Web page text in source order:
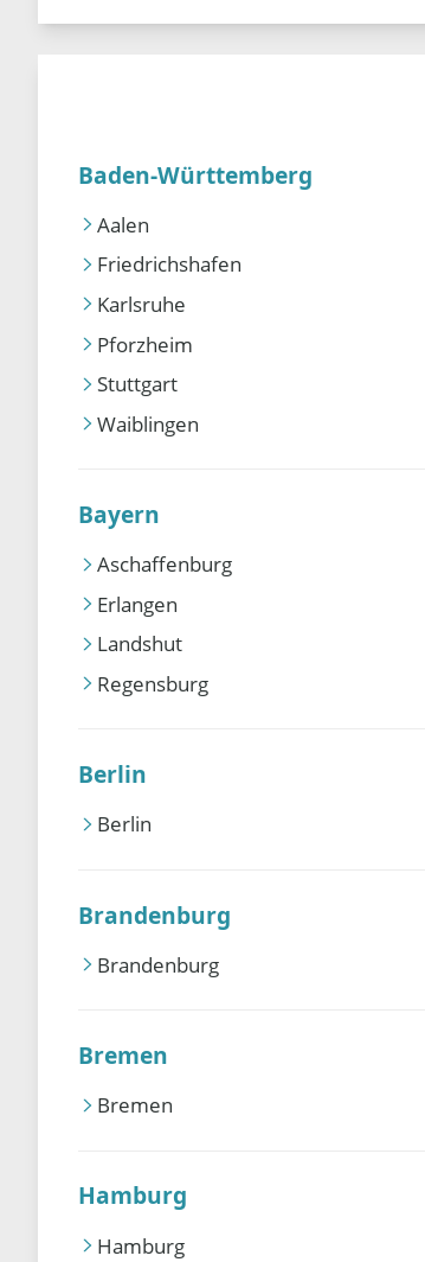
Baden-Württemberg
Aalen
Friedrichshafen
Karlsruhe
Pforzheim
Stuttgart
Waiblingen
Bayern
Aschaffenburg
Erlangen
Landshut
Regensburg
Berlin
Berlin
Brandenburg
Brandenburg
Bremen
Bremen
Hamburg
Hamburg